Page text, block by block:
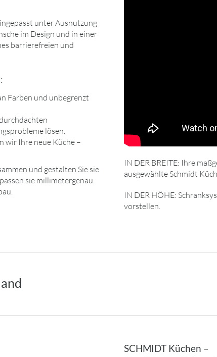
unter Ausnutzung
im Design und in einer
barrierefreien und
Farben und unbegrenzt
lösen.
wir Ihre neue Küche –
und gestalten Sie sie
sie millimetergenau
IN DER BREITE: Ihre
ausgewählte Schmidt
IN DER HÖHE:
vorstellen.
SCHMIDT Küchen –